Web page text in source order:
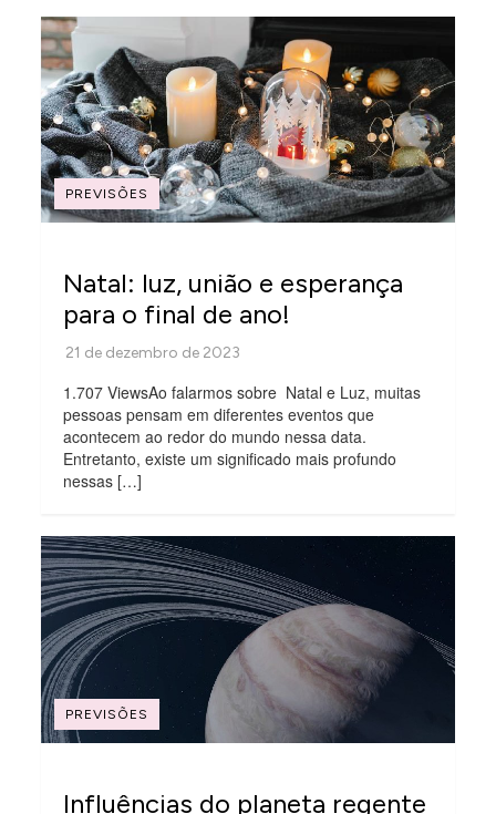
PREVISÕES
Natal: luz, união e esperança
para o final de ano!
1.707 ViewsAo falarmos sobre Natal e Luz, muitas
pessoas pensam em diferentes eventos que
acontecem ao redor do mundo nessa data.
Entretanto, existe um significado mais profundo
nessas […]
PREVISÕES
Influências do planeta regente